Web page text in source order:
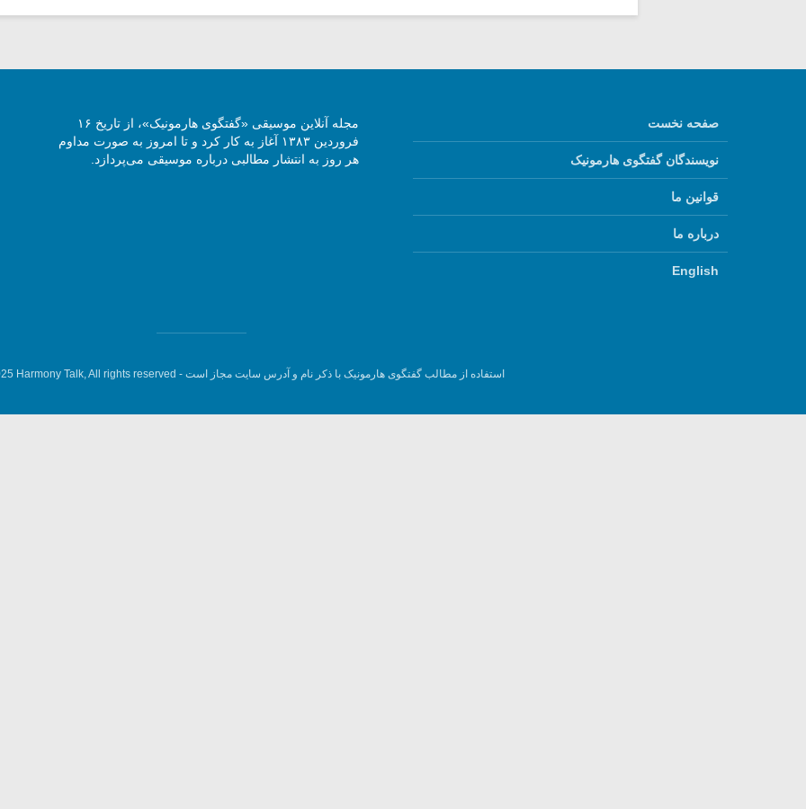
صفحه نخست
نویسندگان گفتگوی هارمونیک
قوانین ما
درباره ما
English
مجله آنلاین موسیقی «گفتگوی هارمونیک»، از تاریخ ۱۶
فروردین ۱۳۸۳ آغاز به کار کرد و تا امروز به صورت مداوم
هر روز به انتشار مطالبی درباره موسیقی می‌پردازد.
استفاده از مطالب گفتگوی هارمونیک با ذکر نام و آدرس سایت مجاز است - Harmony Talk, All rights reserved.